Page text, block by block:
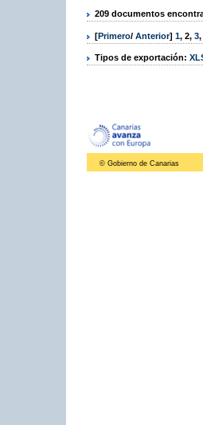
209 documentos
[Primero/ Anterior] 1, 2, 3,
Tipos de exportación:
© Gobierno de Canarias